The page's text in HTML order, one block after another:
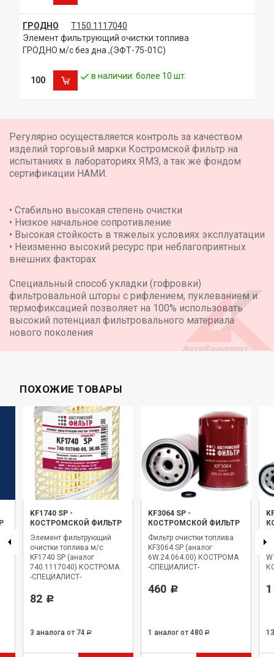
ГРОДНО
Т150.1117040
Элемент фильтрующий очистки топлива
ГРОДНО м/с без дна ,(ЭФТ-75-01С)
100 в наличии: более 10 шт.
Регулярно осуществляется контроль за качеством
изделий торговый марки Костромской фильтр на
испытаниях в лабораториях ЯМЗ, а так же фондом
сертификации НАМИ.
• Стабильно высокая степень очистки
• Низкое начальное сопротивление
• Высокая стойкость в тяжелых условиях эксплуатации
• Неизменно высокий ресурс при неблагоприятных
внешних факторах
Специальный способ укладки (гофровки)
фильтровальной шторы с рифлением, пуклеванием и
термофиксацией позволяет на 100% использовать
высокий потенциал фильтровального материала
нового поколения
ПОХОЖИЕ ТОВАРЫ
KF1740 SP -
КОСТРОМСКОЙ ФИЛЬТР
Элемент фильтрующий
очистки топлива м/с
KF1740 SP (аналог
740.1117040) КОСТРОМА
-СПЕЦИАЛИСТ-
82 Р
3 аналога от 74 Р
KF3064 SP -
КОСТРОМСКОЙ ФИЛЬТР
Фильтр очистки топлива
KF3064 SP (аналог
6W.24.064.00) КОСТРОМА
-СПЕЦИАЛИСТ-
460 Р
1 аналог от 480 Р